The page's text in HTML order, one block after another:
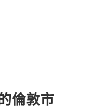
倫敦市